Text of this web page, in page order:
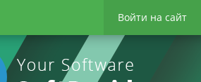
Войти на сайт